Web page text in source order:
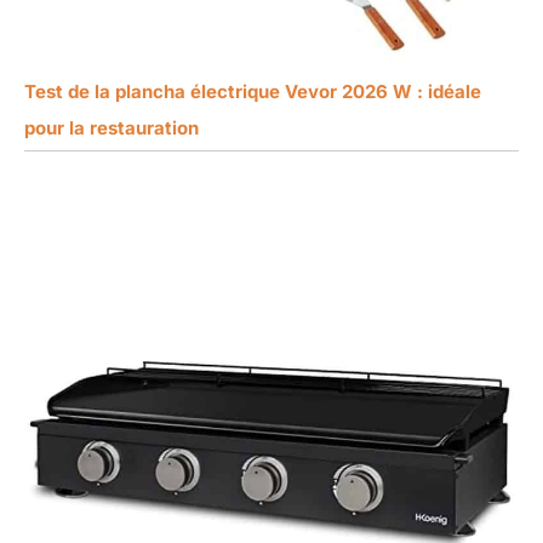
Test de la plancha électrique Vevor 2026 W : idéale
pour la restauration